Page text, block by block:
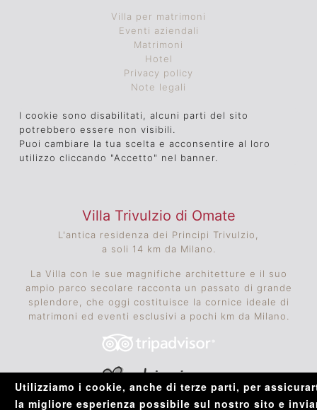
Villa per matrimoni
Eventi aziendali
Matrimoni
Hotel
Privacy policy
Note legali
I cookie sono disabilitati, alcuni parti del sito
potrebbero essere non visibili.
Puoi cambiare la tua scelta e acconsentire al loro
utilizzo cliccando "Accetto" nel banner.
Villa Trivulzio di Omate
L'antica residenza dei Principi Trivulzio,
a soli 14 km da Milano.
La Villa con le sue magnifiche architetture e il suo
ampio parco secolare racconta un passato di grande
splendore, che oggi costituisce la cornice ideale di
matrimoni ed eventi esclusivi a pochi km da Milano.
Utilizziamo i cookie, anche di terze parti, per
la migliore esperienza possibile sul nostro sito e